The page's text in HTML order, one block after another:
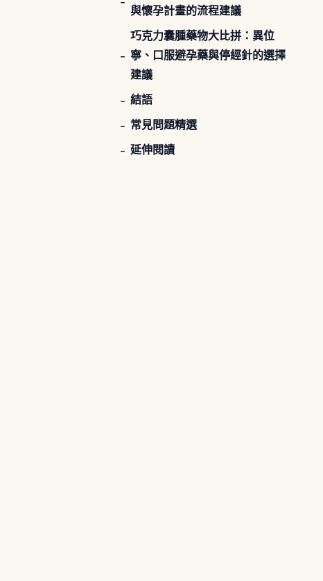
與懷孕計畫的流程建議
巧克力囊腫藥物大比拼：異位
寧、口服避孕藥與停經針的選擇
建議
結語
常見問題精選
延伸閱讀